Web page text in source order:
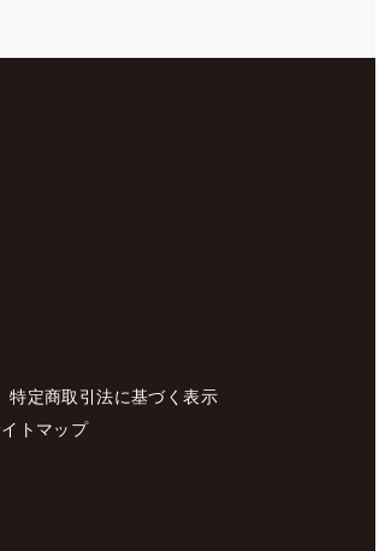
特定商取引法に基づく表示
トマップ